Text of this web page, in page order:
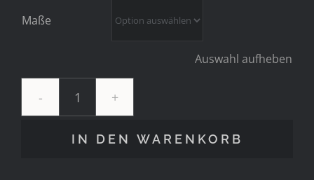
Maße
Auswahl aufheben
Slowenien
-
Soca
IN DEN WARENKORB